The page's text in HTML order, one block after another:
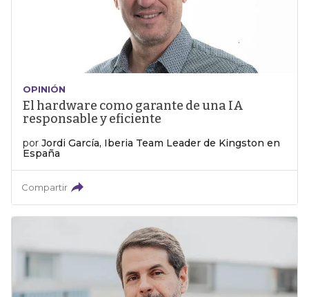
OPINIÓN
El hardware como garante de una IA
responsable y eficiente
por Jordi García, Iberia Team Leader de Kingston en
España
Compartir